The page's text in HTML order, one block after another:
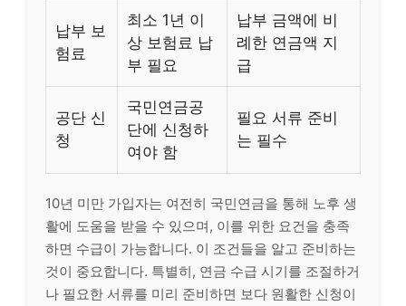
납부 보
험료
최소 1년 이
상 보험료 납
부 필요
납부 금액에 비
례한 연금액 지
급
공단 신
청
국민연금공
단에 신청하
여야 함
필요 서류 준비
는 필수
10년 미만 가입자는 여전히 국민연금을 통해 노후 생
활에 도움을 받을 수 있으며, 이를 위한 요건을 충족
하면 수급이 가능합니다. 이 조건들을 알고 준비하는
것이 중요합니다. 특별히, 연금 수급 시기를 조절하거
나 필요한 서류를 미리 준비하면 보다 원활한 신청이